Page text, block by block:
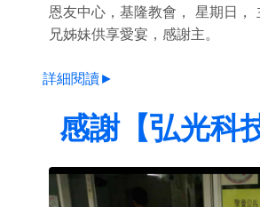
恩友中心，基隆教會， 星期日，
兄姊妹供享愛宴，感謝主。
詳細閱讀►
感謝【弘光科